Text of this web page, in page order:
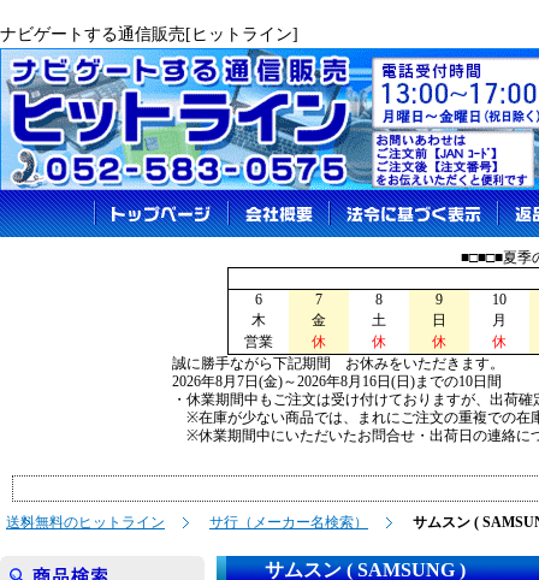
ナビゲートする通信販売[ヒットライン]
■□■□■夏季
6 7 8 9
10
木
金 土 日
月
営業
休 休 休
休
誠に勝手ながら下記期間 お休みをいただきます。
2026年8月7日(金)～2026年8月16日(日)までの10日間
・休業期間中もご注文は受け付けておりますが、出荷
※在庫が少ない商品では、まれにご注文の重複での在
※休業期間中にいただいたお問合せ・出荷日の連絡に
送料無料のヒットライン サ行（メーカー名検索） サムスン (
サムスン ( SAMSUNG )